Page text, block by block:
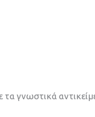
τα γνωστικά